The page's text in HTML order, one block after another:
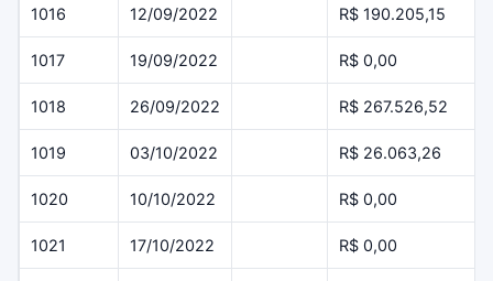
1016 12/09/2022 R$ 190.205,15
1017 19/09/2022 R$ 0,00
1018 26/09/2022 R$ 267.526,52
1019 03/10/2022 R$ 26.063,26
1020 10/10/2022 R$ 0,00
1021 17/10/2022 R$ 0,00